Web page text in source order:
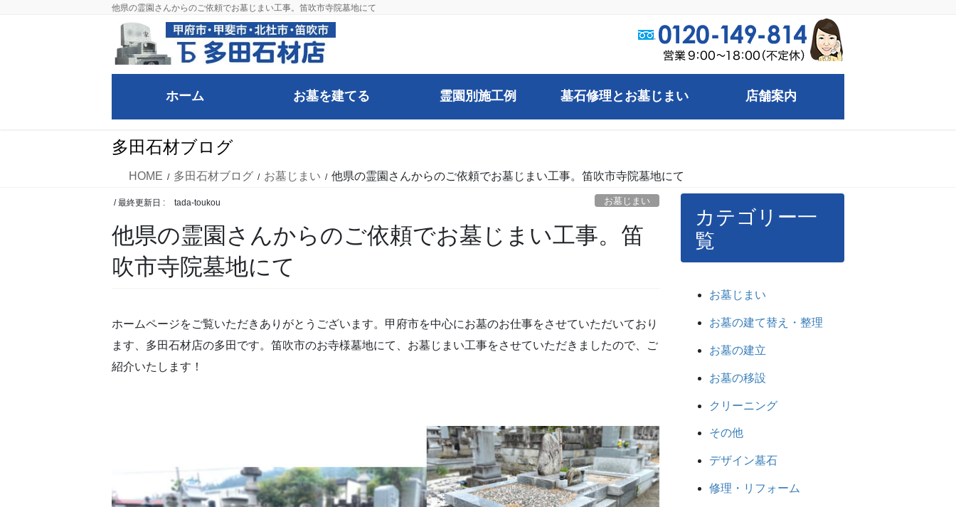
他県の霊園さんからのご依頼でお墓じまい工事。笛吹市寺院墓地にて
ホーム お墓を建てる 霊園別施工例 墓石修理とお墓じまい 店舗案内
多田石材ブログ
HOME 多田石材ブログ お墓じまい 他県の霊園さんからのご依頼でお墓じまい工事。笛吹市寺院墓地にて
/ 最終更新日 : tada-toukou お墓じまい
他県の霊園さんからのご依頼でお墓じまい工事。笛
吹市寺院墓地にて
ホームページをご覧いただきありがとうございます。甲府市を中心にお墓のお仕事をさせていただいており
ます、多田石材店の多田です。笛吹市のお寺様墓地にて、お墓じまい工事をさせていただきましたので、ご
紹介いたします！
カテゴリー一
覧
お墓じまい
お墓の建て替え・整理
お墓の建立
お墓の移設
クリーニング
その他
デザイン墓石
修理・リフォーム